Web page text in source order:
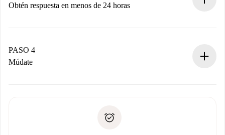
Obtén respuesta en menos de 24 horas
contacto con el propietario.
Si es rechazada: No te haremos ningún cargo y te
Prueba de solvencia
PASO 4
Múdate
no nos comunicas ningún problema.